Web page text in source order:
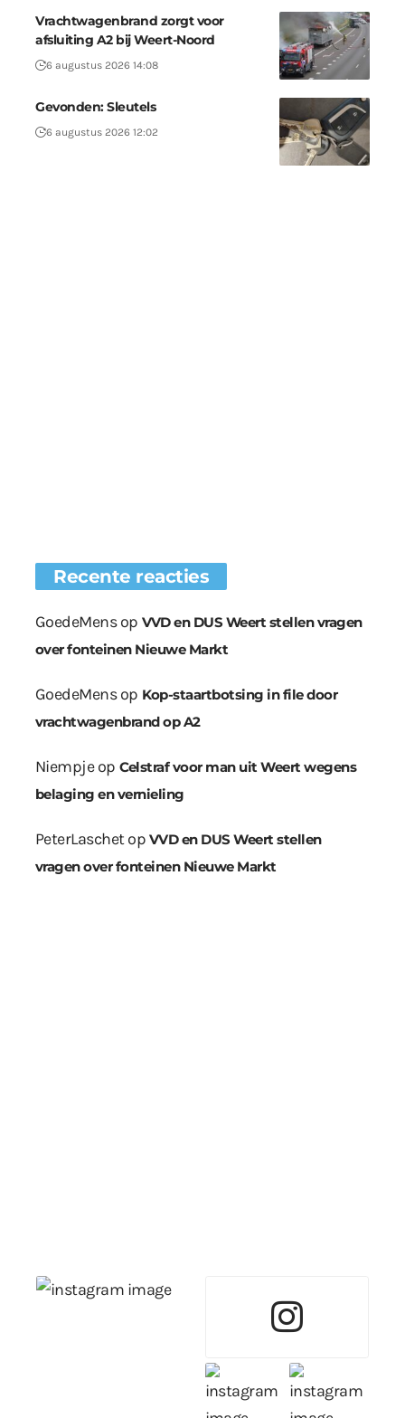
Vrachtwagenbrand zorgt voor
afsluiting A2 bij Weert-Noord
6 augustus 2026 14:08
Gevonden: Sleutels
6 augustus 2026 12:02
Recente reacties
GoedeMensop VVD en DUS Weert stellen vragen
over fonteinen Nieuwe Markt
GoedeMensop Kop-staartbotsing in file door
vrachtwagenbrand op A2
Niempjeop Celstraf voor man uit Weert wegens
belaging en vernieling
PeterLaschetop VVD en DUS Weert stellen
vragen over fonteinen Nieuwe Markt